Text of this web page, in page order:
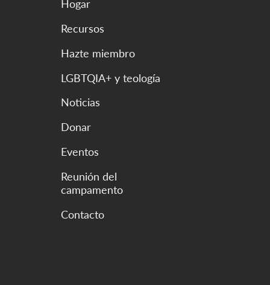
Hogar
Eventos
Recursos
Reunión del
campamento
Hazte miembro
LGBTQIA+ y teología
Noticias
Donar